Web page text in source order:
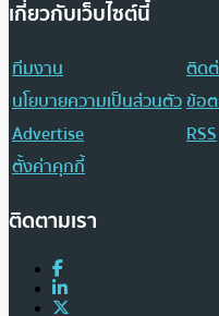
เกี่ยวกับเว็บไซต์นี้
ทีมงาน
ติด
นโยบายความเป็นส่วนตัวข้อ
Advertise
RSS
ตั้งค่าคุกกี้
ติดตามเรา